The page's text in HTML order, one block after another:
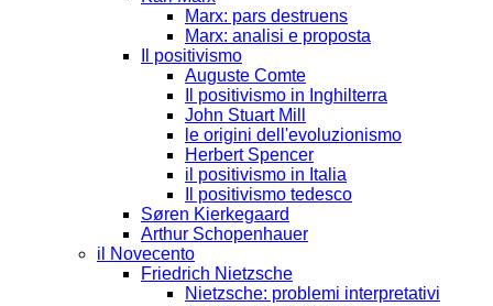
Marx: pars destruens
Marx: analisi e proposta
Il positivismo
Auguste Comte
Il positivismo in Inghilterra
John Stuart Mill
le origini dell'evoluzionismo
Herbert Spencer
il positivismo in Italia
Il positivismo tedesco
Søren Kierkegaard
Arthur Schopenhauer
il Novecento
Friedrich Nietzsche
Nietzsche: problemi interpretativi